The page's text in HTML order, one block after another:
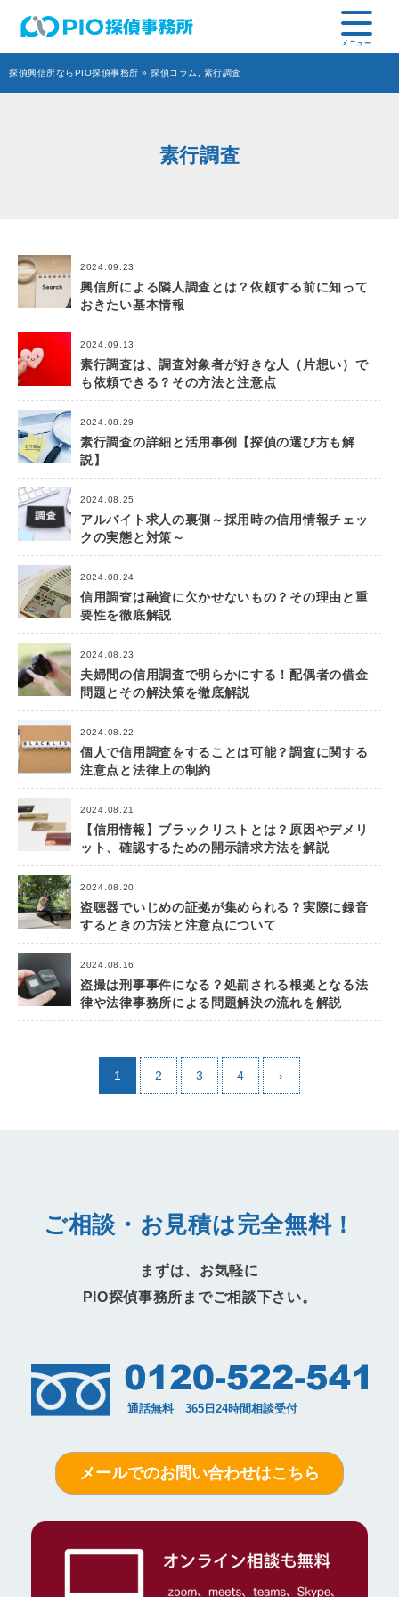
探偵興信所ならPIO探偵事務所 » 探偵コラム 素行調査
素行調査
2024.09.23
興信所による隣人調査とは？依頼する前に知って
おきたい基本情報
2024.09.13
素行調査は、調査対象者が好きな人（片想い）で
も依頼できる？その方法と注意点
2024.08.29
素行調査の詳細と活用事例【探偵の選び方も解
説】
2024.08.25
アルバイト求人の裏側～採用時の信用情報チェッ
クの実態と対策～
2024.08.24
信用調査は融資に欠かせないもの？その理由と重
要性を徹底解説
2024.08.23
夫婦間の信用調査で明らかにする！配偶者の借金
問題とその解決策を徹底解説
2024.08.22
個人で信用調査をすることは可能？調査に関する
注意点と法律上の制約
2024.08.21
【信用情報】ブラックリストとは？原因やデメリ
ット、確認するための開示請求方法を解説
2024.08.20
盗聴器でいじめの証拠が集められる？実際に録音
するときの方法と注意点について
2024.08.16
盗撮は刑事事件になる？処罰される根拠となる法
律や法律事務所による問題解決の流れを解説
1 2 3 4 ›
ご相談・お見積は完全無料！
まずは、お気軽に
PIO探偵事務所までご相談下さい。
メールでのお問い合わせはこちら